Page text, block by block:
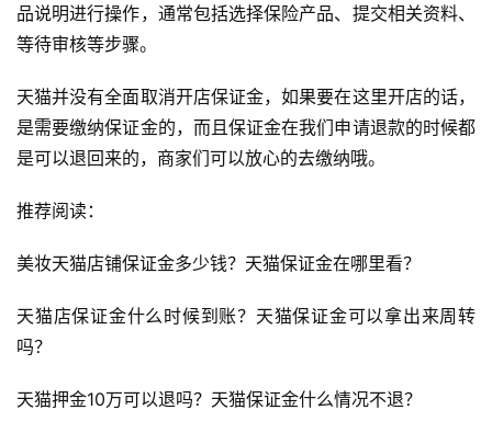
首
自
媒
G
E
优
化
A
品说明进行操作，通常包括选择保险产品、提交相关资料、
等待审核等步骤。
天猫并没有全面取消开店保证金，如果要在这里开店的话，
是需要缴纳保证金的，而且保证金在我们申请退款的时候都
是可以退回来的，商家们可以放心的去缴纳哦。
推荐阅读：
美妆天猫店铺保证金多少钱？天猫保证金在哪里看？
天猫店保证金什么时候到账？天猫保证金可以拿出来周转
吗？
天猫押金10万可以退吗？天猫保证金什么情况不退？